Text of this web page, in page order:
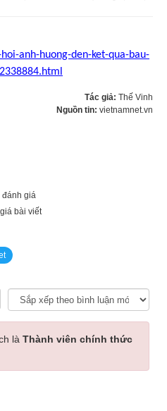
anh-huong-den-ket-qua-bau-
Tác giả: Thế Vinh
Nguồn tin: vietnamnet.vn
đánh giá
bài viết
là Thành viên chính thức